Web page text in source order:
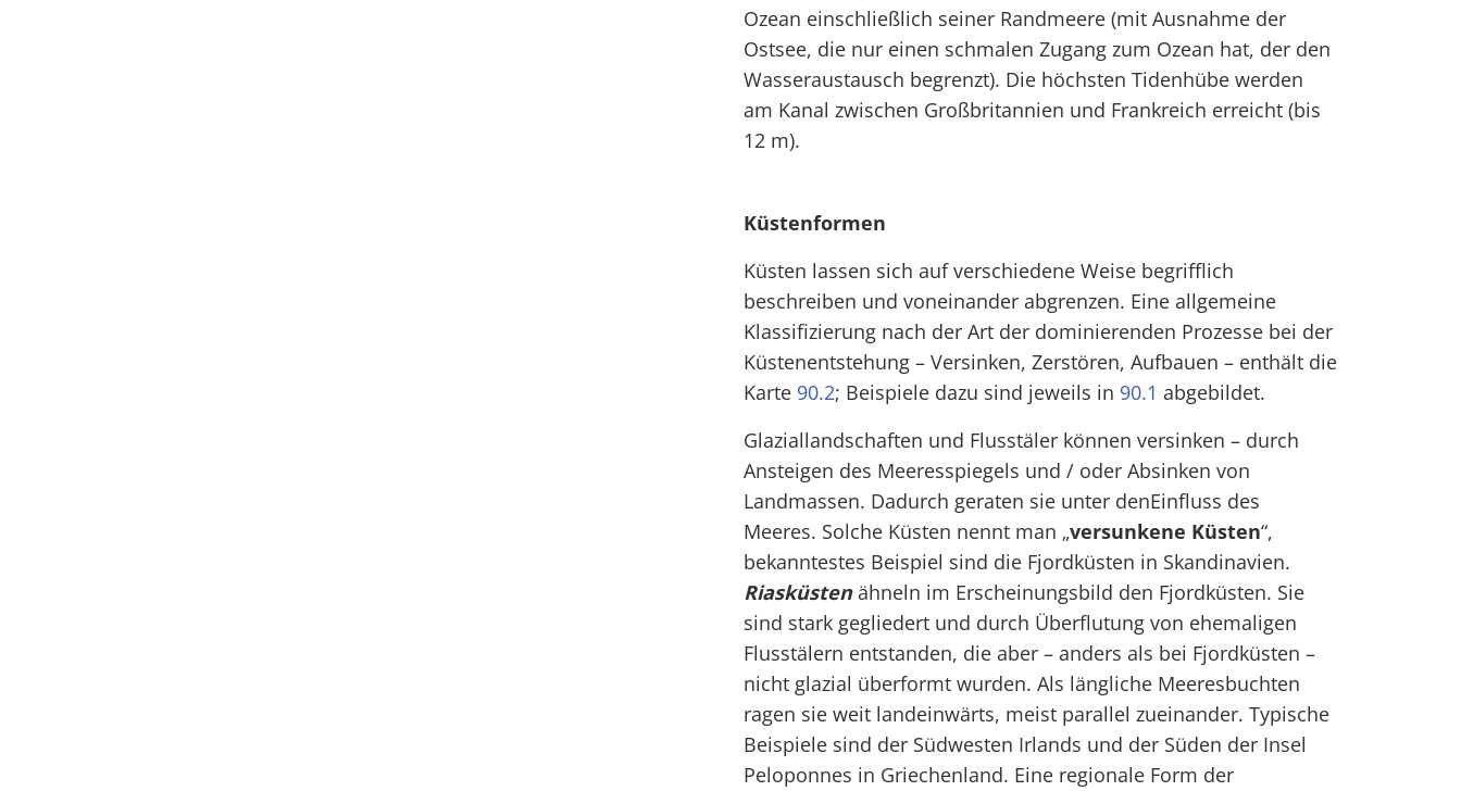
Ozean einschließlich seiner Randmeere (mit Ausnahme der
Ostsee, die nur einen schmalen Zugang zum Ozean hat, der den
Wasseraustausch begrenzt). Die höchsten Tidenhübe werden
am Kanal zwischen Großbritannien und Frankreich erreicht (bis
12 m).
Küstenformen
Küsten lassen sich auf verschiedene Weise begrifflich
beschreiben und voneinander abgrenzen. Eine allgemeine
Klassifizierung nach der Art der dominierenden Prozesse bei der
Küstenentstehung – Versinken, Zerstören, Aufbauen – enthält die
Karte 90.2; Beispiele dazu sind jeweils in 90.1 abgebildet.
Glaziallandschaften und Flusstäler können versinken – durch
Ansteigen des Meeresspiegels und / oder Absinken von
Landmassen. Dadurch geraten sie unter denEinfluss des
Meeres. Solche Küsten nennt man „versunkene Küsten“,
bekanntestes Beispiel sind die Fjordküsten in Skandinavien.
Riasküstenähneln im Erscheinungsbild den Fjordküsten. Sie
sind stark gegliedert und durch Überflutung von ehemaligen
Flusstälern entstanden, die aber – anders als bei Fjordküsten –
nicht glazial überformt wurden. Als längliche Meeresbuchten
ragen sie weit landeinwärts, meist parallel zueinander. Typische
Beispiele sind der Südwesten Irlands und der Süden der Insel
Peloponnes in Griechenland. Eine regionale Form der